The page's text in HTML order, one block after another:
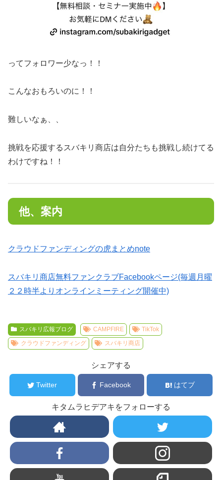
ってフォロワー少なっ！！
こんなおもろいのに！！
難しいなぁ、、
挑戦を応援するスバキリ商店は自分たちも挑戦し続けてる
わけですね！！
他、案内
クラウドファンディングの虎まとめnote
スバキリ商店無料ファンクラブFacebookページ(毎週月曜
２２時半よりオンラインミーティング開催中)
スバキリ広報ブログ CAMPFIRE
TikTok
クラウドファンディング
スバキリ商店
シェアする
Twitter Facebook はてブ
キタムラヒデアキをフォローする